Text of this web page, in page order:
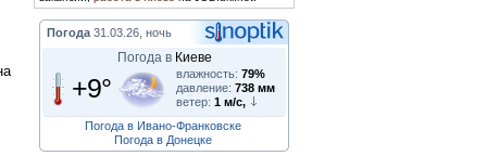
Погода 31.03.26, ночь
Погода в Киеве
+9° влажность: 79%
давление: 738 мм
ветер: 1 м/с,
Погода в Ивано-Франковске
Погода в Донецке